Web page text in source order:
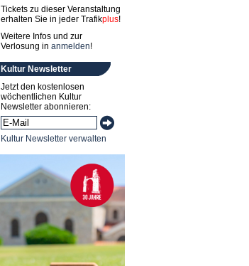
Tickets zu dieser Veranstaltung
erhalten Sie in jeder Trafikplus!
Weitere Infos und zur
Verlosung in anmelden!
Kultur Newsletter
Jetzt den kostenlosen
wöchentlichen Kultur
Newsletter abonnieren:
Kultur Newsletter verwalten